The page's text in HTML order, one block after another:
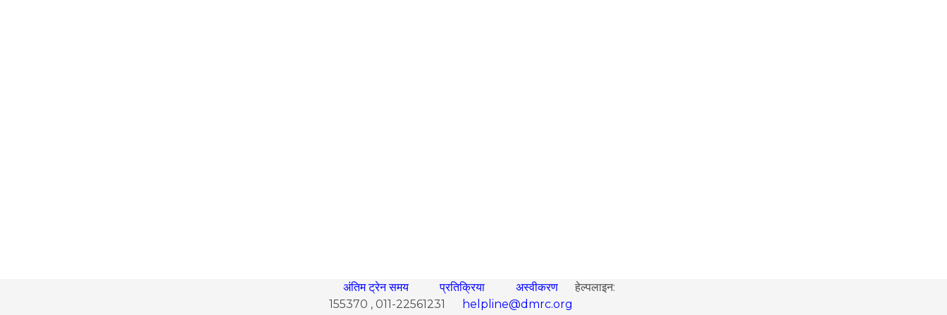
अंतिम ट्रेन समय प्रतिक्रिया अस्वीकरण
हेल्पलाइन:
155370 , 011-22561231
helpline@dmrc.org